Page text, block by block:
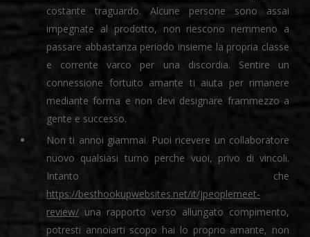
costante traguardo. Alcune persone sono assai
impegnate al prodotto, non riescono nemmeno a
passare abbastanza periodo insieme la propria classe
e corrente varco per una discordia. Sentire un
connessione fortuito amante ti aiuta per rimanere
mediante forma e non devi designare frammezzo a
gente e successo.
Non ti annoi giammai. Puoi ricevere un collaboratore
nuovo qualsiasi turno perche vuoi, privo di vincoli.
Intanto che
https://besthookupwebsites.net/it/jpeoplemeet-
review/ una rapporto verso allungato compimento,
potresti annoiarti scopo hai lo proprio amante, non